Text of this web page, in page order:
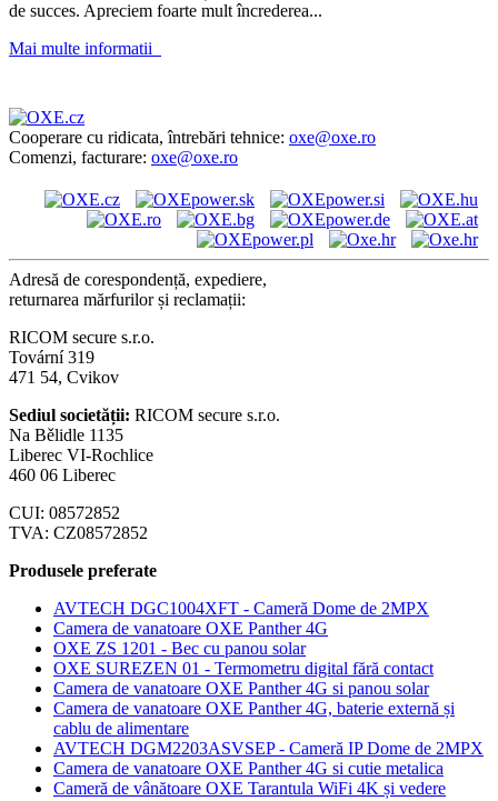
de succes. Apreciem foarte mult încrederea...
Mai multe informatii
Cooperare cu ridicata, întrebări tehnice: oxe@oxe.ro
Comenzi, facturare: oxe@oxe.ro
Adresă de corespondență, expediere,
returnarea mărfurilor și reclamații:
RICOM secure s.r.o.
Tovární 319
471 54, Cvikov
Sediul societății: RICOM secure s.r.o.
Na Bělidle 1135
Liberec VI-Rochlice
460 06 Liberec
CUI: 08572852
TVA: CZ08572852
Produsele preferate
AVTECH DGC1004XFT - Cameră Dome de 2MPX
Camera de vanatoare OXE Panther 4G
OXE ZS 1201 - Bec cu panou solar
OXE SUREZEN 01 - Termometru digital fără contact
Camera de vanatoare OXE Panther 4G si panou solar
Camera de vanatoare OXE Panther 4G, baterie externă și
cablu de alimentare
AVTECH DGM2203ASVSEP - Cameră IP Dome de 2MPX
Camera de vanatoare OXE Panther 4G si cutie metalica
Cameră de vânătoare OXE Tarantula WiFi 4K și vedere